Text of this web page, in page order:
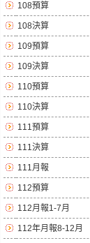
108預算
108決算
109預算
109決算
110預算
110決算
111預算
111決算
111月報
112預算
112月報1-7月
112年月報8-12月